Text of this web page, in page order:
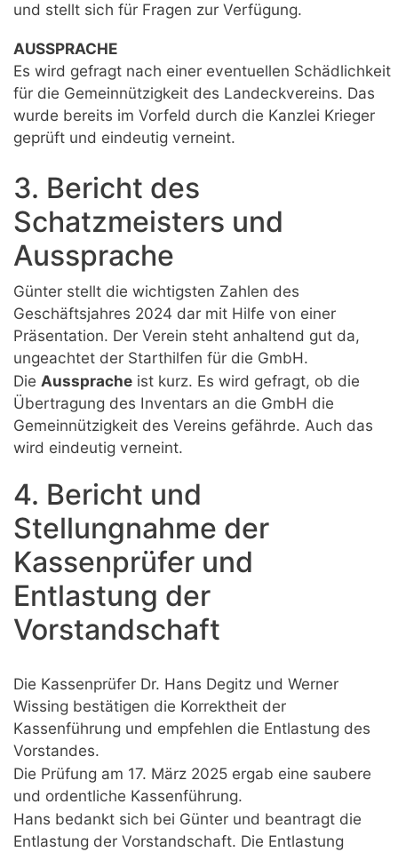
und stellt sich für Fragen zur Verfügung.
AUSSPRACHE
Es wird gefragt nach einer eventuellen Schädlichkeit
für die Gemeinnützigkeit des Landeckvereins. Das
wurde bereits im Vorfeld durch die Kanzlei Krieger
geprüft und eindeutig verneint.
3. Bericht des
Schatzmeisters und
Aussprache
Günter stellt die wichtigsten Zahlen des
Geschäftsjahres 2024 dar mit Hilfe von einer
Präsentation. Der Verein steht anhaltend gut da,
ungeachtet der Starthilfen für die GmbH.
Die Ausspracheist kurz. Es wird gefragt, ob die
Übertragung des Inventars an die GmbH die
Gemeinnützigkeit des Vereins gefährde. Auch das
wird eindeutig verneint.
4. Bericht und
Stellungnahme der
Kassenprüfer und
Entlastung der
Vorstandschaft
Die Kassenprüfer Dr. Hans Degitz und Werner
Wissing bestätigen die Korrektheit der
Kassenführung und empfehlen die Entlastung des
Vorstandes.
Die Prüfung am 17. März 2025 ergab eine saubere
und ordentliche Kassenführung.
Hans bedankt sich bei Günter und beantragt die
Entlastung der Vorstandschaft. Die Entlastung